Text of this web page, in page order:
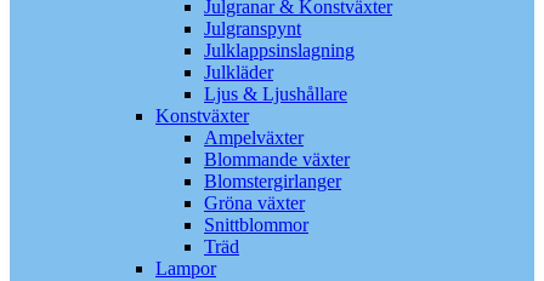
Julgranar & Konstväxter
Julgranspynt
Julklappsinslagning
Julkläder
Ljus & Ljushållare
Konstväxter
Ampelväxter
Blommande växter
Blomstergirlanger
Gröna växter
Snittblommor
Träd
Lampor